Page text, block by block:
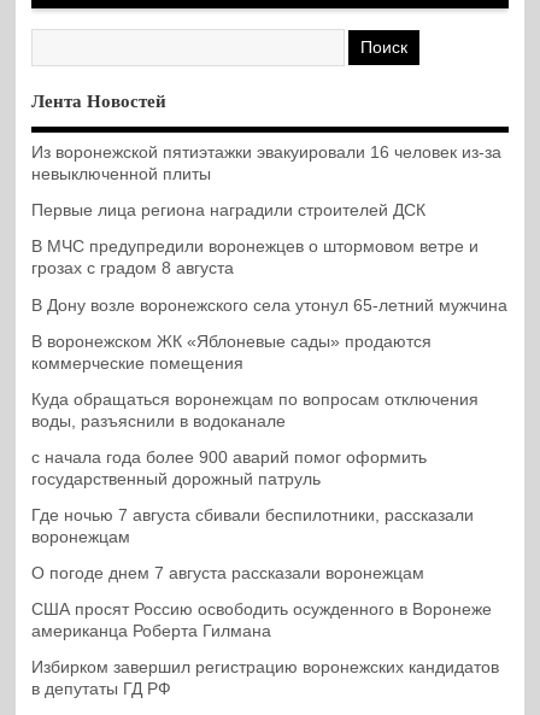
Лента Новостей
Из воронежской пятиэтажки эвакуировали 16 человек из-за
невыключенной плиты
Первые лица региона наградили строителей ДСК
В МЧС предупредили воронежцев о штормовом ветре и
грозах с градом 8 августа
В Дону возле воронежского села утонул 65-летний мужчина
В воронежском ЖК «Яблоневые сады» продаются
коммерческие помещения
Куда обращаться воронежцам по вопросам отключения
воды, разъяснили в водоканале
с начала года более 900 аварий помог оформить
государственный дорожный патруль
Где ночью 7 августа сбивали беспилотники, рассказали
воронежцам
О погоде днем 7 августа рассказали воронежцам
США просят Россию освободить осужденного в Воронеже
американца Роберта Гилмана
Избирком завершил регистрацию воронежских кандидатов
в депутаты ГД РФ